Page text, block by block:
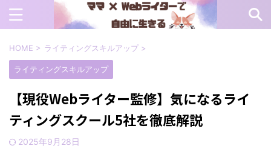
HOME > ライティングスキルアップ >
ライティングスキルアップ
【現役Webライター監修】気になるライ
ティングスクール5社を徹底解説
2025年9月28日